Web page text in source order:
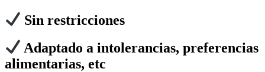
Sin restricciones
Adaptado a intolerancias, preferencias
alimentarias, etc